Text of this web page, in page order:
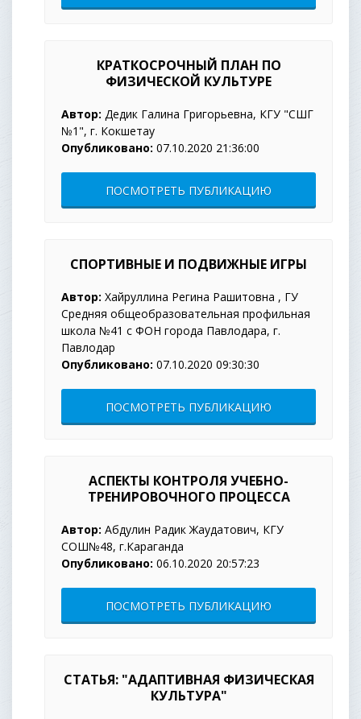
КРАТКОСРОЧНЫЙ ПЛАН ПО
ФИЗИЧЕСКОЙ КУЛЬТУРЕ
Автор: Дедик Галина Григорьевна, КГУ "СШГ
№1", г. Кокшетау
Опубликовано: 07.10.2020 21:36:00
ПОСМОТРЕТЬ ПУБЛИКАЦИЮ
СПОРТИВНЫЕ И ПОДВИЖНЫЕ ИГРЫ
Автор: Хайруллина Регина Рашитовна , ГУ
Средняя общеобразовательная профильная
школа №41 с ФОН города Павлодара, г.
Павлодар
Опубликовано: 07.10.2020 09:30:30
ПОСМОТРЕТЬ ПУБЛИКАЦИЮ
АСПЕКТЫ КОНТРОЛЯ УЧЕБНО-
ТРЕНИРОВОЧНОГО ПРОЦЕССА
Автор: Абдулин Радик Жаудатович, КГУ
СОШ№48, г.Караганда
Опубликовано: 06.10.2020 20:57:23
ПОСМОТРЕТЬ ПУБЛИКАЦИЮ
СТАТЬЯ: "АДАПТИВНАЯ ФИЗИЧЕСКАЯ
КУЛЬТУРА"